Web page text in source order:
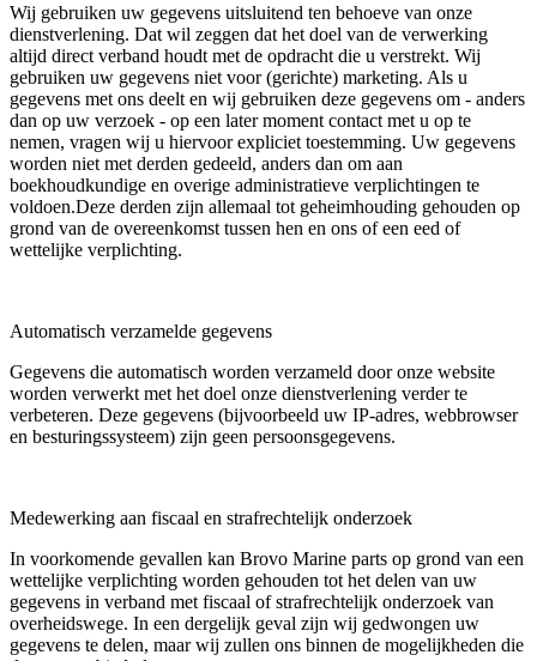
Wij gebruiken uw gegevens uitsluitend ten behoeve van onze
dienstverlening. Dat wil zeggen dat het doel van de verwerking
altijd direct verband houdt met de opdracht die u verstrekt. Wij
gebruiken uw gegevens niet voor (gerichte) marketing. Als u
gegevens met ons deelt en wij gebruiken deze gegevens om - anders
dan op uw verzoek - op een later moment contact met u op te
nemen, vragen wij u hiervoor expliciet toestemming. Uw gegevens
worden niet met derden gedeeld, anders dan om aan
boekhoudkundige en overige administratieve verplichtingen te
voldoen.Deze derden zijn allemaal tot geheimhouding gehouden op
grond van de overeenkomst tussen hen en ons of een eed of
wettelijke verplichting.
Automatisch verzamelde gegevens
Gegevens die automatisch worden verzameld door onze website
worden verwerkt met het doel onze dienstverlening verder te
verbeteren. Deze gegevens (bijvoorbeeld uw IP-adres, webbrowser
en besturingssysteem) zijn geen persoonsgegevens.
Medewerking aan fiscaal en strafrechtelijk onderzoek
In voorkomende gevallen kan Brovo Marine parts op grond van een
wettelijke verplichting worden gehouden tot het delen van uw
gegevens in verband met fiscaal of strafrechtelijk onderzoek van
overheidswege. In een dergelijk geval zijn wij gedwongen uw
gegevens te delen, maar wij zullen ons binnen de mogelijkheden die